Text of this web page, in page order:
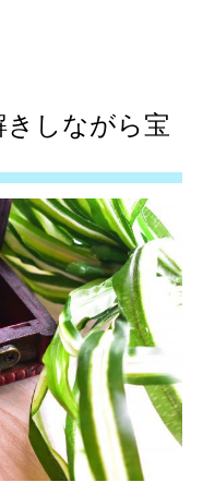
しながら宝